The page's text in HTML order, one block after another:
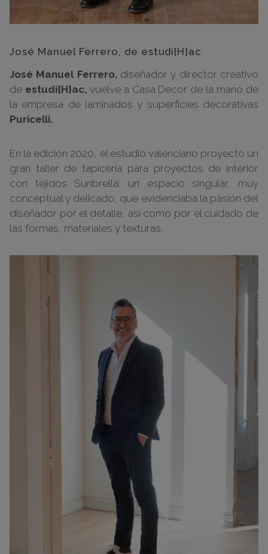
José Manuel Ferrero, de estudi{H}ac
José Manuel Ferrero,diseñador y director creativo
de estudi{H}ac,vuelve a Casa Decor de la mano de
la empresa de laminados y superficies decorativas
Puricelli.
En la edición 2020, el estudio valenciano proyectó un
gran taller de tapicería para proyectos de interior
con tejidos Sunbrella: un espacio singular, muy
conceptual y delicado, que evidenciaba la pasión del
diseñador por el detalle, así como por el cuidado de
las formas, materiales y texturas.